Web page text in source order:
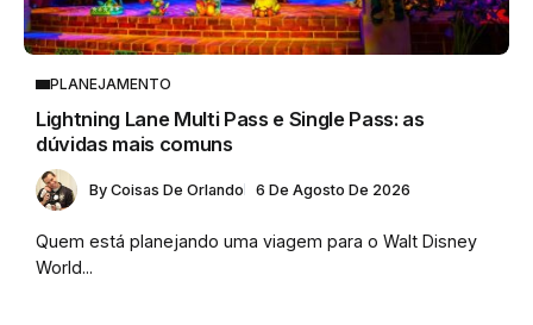
PLANEJAMENTO
Lightning Lane Multi Pass e Single Pass: as
dúvidas mais comuns
By Coisas De Orlando 6 De Agosto De 2026
Quem está planejando uma viagem para o Walt Disney
World...